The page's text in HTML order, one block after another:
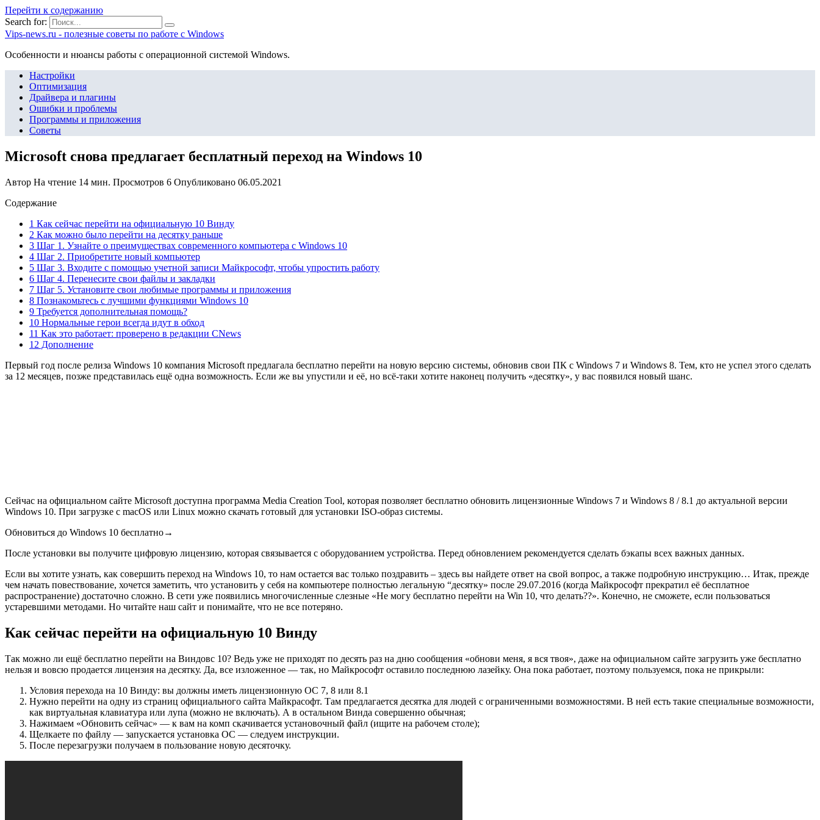
Перейти к содержанию
Search for:
Vips-news.ru - полезные советы по работе с Windows
Особенности и нюансы работы с операционной системой Windows.
Настройки
Оптимизация
Драйвера и плагины
Ошибки и проблемы
Программы и приложения
Советы
Microsoft снова предлагает бесплатный переход на Windows 10
Автор На чтение 14 мин. Просмотров 6 Опубликовано 06.05.2021
Содержание
1 Как сейчас перейти на официальную 10 Винду
2 Как можно было перейти на десятку раньше
3 Шаг 1. Узнайте о преимуществах современного компьютера с Windows 10
4 Шаг 2. Приобретите новый компьютер
5 Шаг 3. Входите с помощью учетной записи Майкрософт, чтобы упростить работу
6 Шаг 4. Перенесите свои файлы и закладки
7 Шаг 5. Установите свои любимые программы и приложения
8 Познакомьтесь с лучшими функциями Windows 10
9 Требуется дополнительная помощь?
10 Нормальные герои всегда идут в обход
11 Как это работает: проверено в редакции CNews
12 Дополнение
Первый год после релиза Windows 10 компания Microsoft предлагала бесплатно перейти на новую версию системы, обновив свои ПК с Windows 7 и Windows 8. Тем, кто не успел этого сделать
за 12 месяцев, позже представилась ещё одна возможность. Если же вы упустили и её, но всё-таки хотите наконец получить «десятку», у вас появился новый шанс.
Сейчас на официальном сайте Microsoft доступна программа Media Creation Tool, которая позволяет бесплатно обновить лицензионные Windows 7 и Windows 8 / 8.1 до актуальной версии
Windows 10. При загрузке с macOS или Linux можно скачать готовый для установки ISO-образ системы.
Обновиться до Windows 10 бесплатно→
После установки вы получите цифровую лицензию, которая связывается с оборудованием устройства. Перед обновлением рекомендуется сделать бэкапы всех важных данных.
Если вы хотите узнать, как совершить переход на Windows 10, то нам остается вас только поздравить – здесь вы найдете ответ на свой вопрос, а также подробную инструкцию… Итак, прежде
чем начать повествование, хочется заметить, что установить у себя на компьютере полностью легальную “десятку» после 29.07.2016 (когда Майкрософт прекратил её бесплатное
распространение) достаточно сложно. В сети уже появились многочисленные слезные «Не могу бесплатно перейти на Win 10, что делать??». Конечно, не сможете, если пользоваться
устаревшими методами. Но читайте наш сайт и понимайте, что не все потеряно.
Как сейчас перейти на официальную 10 Винду
Так можно ли ещё бесплатно перейти на Виндовс 10? Ведь уже не приходят по десять раз на дню сообщения «обнови меня, я вся твоя», даже на официальном сайте загрузить уже бесплатно
нельзя и вовсю продается лицензия на десятку. Да, все изложенное — так, но Майкрософт оставило последнюю лазейку. Она пока работает, поэтому пользуемся, пока не прикрыли:
Условия перехода на 10 Винду: вы должны иметь лицензионную ОС 7, 8 или 8.1
Нужно перейти на одну из страниц официального сайта Майкрасофт. Там предлагается десятка для людей с ограниченными возможностями. В ней есть такие специальные возможности,
как виртуальная клавиатура или лупа (можно не включать). А в остальном Винда совершенно обычная;
Нажимаем «Обновить сейчас» — к вам на комп скачивается установочный файл (ищите на рабочем столе);
Щелкаете по файлу — запускается установка ОС — следуем инструкции.
После перезагрузки получаем в пользование новую десяточку.